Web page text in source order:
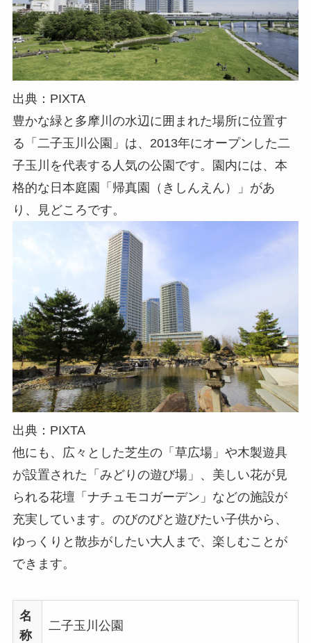
出典：PIXTA
豊かな緑と多摩川の水辺に囲まれた場所に位置す
る「二子玉川公園」は、2013年にオープンした二
子玉川を代表する人気の公園です。園内には、本
格的な日本庭園「帰真園（きしんえん）」があ
り、見どころです。
出典：PIXTA
他にも、広々とした芝生の「草広場」や木製遊具
が設置された「みどりの遊び場」、美しい花が見
られる花壇「ナチュモコガーデン」などの施設が
充実しています。のびのびと遊びたい子供から、
ゆっくりと散歩がしたい大人まで、楽しむことが
できます。
名
称
二子玉川公園